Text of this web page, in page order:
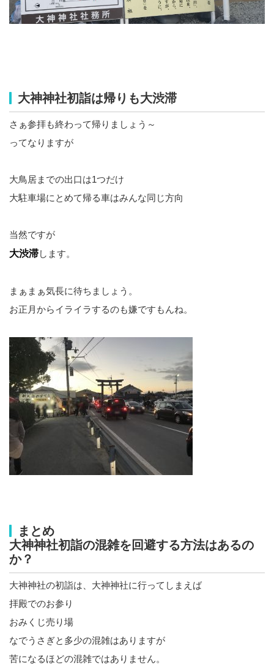
大神神社初詣は帰りも大渋滞
さぁ参拝も終わって帰りましょう～
ってなりますが
大鳥居までの出口は1つだけ
大駐車場にとめて帰る車はみんな同じ方向
当然ですが
大渋滞します。
まぁまぁ気長に待ちましょう。
お正月からイライラするのも嫌ですもんね。
まとめ
大神神社初詣の混雑を回避する方法はあるの
か？
大神神社の初詣は、大神神社に行ってしまえば
拝殿でのお参り
おみくじ売り場
なでうさぎと多少の混雑はありますが
苦になるほどの混雑ではありません。